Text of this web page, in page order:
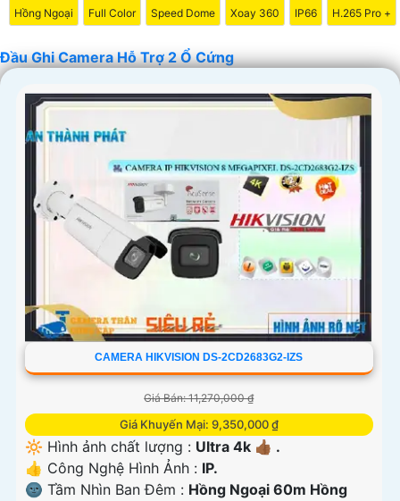
Hồng Ngoại Full Color Speed Dome Xoay 360 IP66 H.265 Pro +
Đầu Ghi Camera Hỗ Trợ 2 Ổ Cứng
CAMERA HIKVISION DS-2CD2683G2-IZS
Giá Bán: 11,270,000 ₫
Giá Khuyến Mại: 9,350,000 ₫
🔆 Hình ảnh chất lượng : Ultra 4k 👍🏾 .
👍 Công Nghệ Hình Ảnh : IP.
🌚 Tầm Nhìn Ban Đêm : Hồng Ngoại 60m Hồng